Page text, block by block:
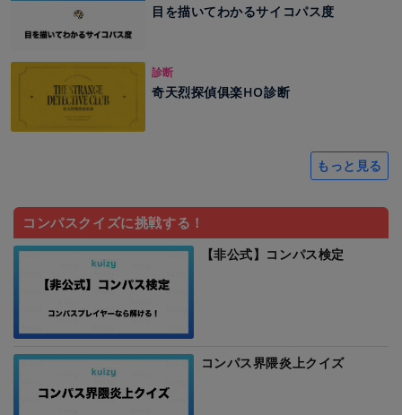
目を描いてわかるサイコパス度
診断
奇天烈探偵俱楽HO診断
もっと見る
コンパスクイズに挑戦する！
【非公式】コンパス検定
コンパス界隈炎上クイズ